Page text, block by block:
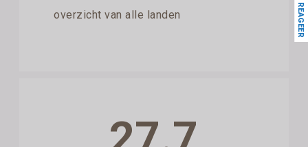
overzicht van alle landen
REAGEER